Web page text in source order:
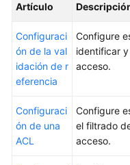
Artículo
Configuraci
ón de la val
idación de r
eferencia
Configure
identificar
acceso.
Configuraci
ón de una
ACL
Configure
el filtrado
acceso.